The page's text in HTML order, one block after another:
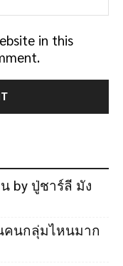
in this
by ปู่ชาร์ลี มัง
คนกลุ่มไหนมาก